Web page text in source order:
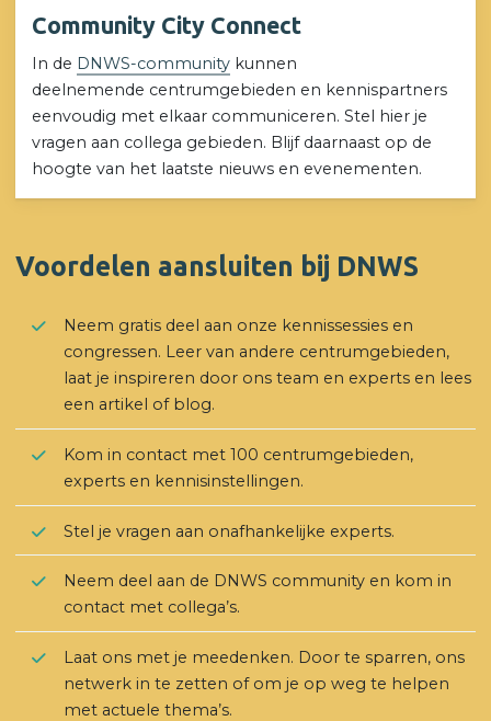
Community City Connect
In de DNWS-communitykunnen
deelnemende centrumgebieden en kennispartners
eenvoudig met elkaar communiceren. Stel hier je
vragen aan collega gebieden. Blijf daarnaast op de
hoogte van het laatste nieuws en evenementen.
Voordelen aansluiten bij DNWS
Neem gratis deel aan onze kennissessies en
congressen. Leer van andere centrumgebieden,
laat je inspireren door ons team en experts en lees
een artikel of blog.
Kom in contact met 100 centrumgebieden,
experts en kennisinstellingen.
Stel je vragen aan onafhankelijke experts.
Neem deel aan de DNWS community en kom in
contact met collega’s.
Laat ons met je meedenken. Door te sparren, ons
netwerk in te zetten of om je op weg te helpen
met actuele thema’s.